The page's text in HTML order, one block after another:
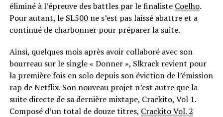
éliminé à l’épreuve des battles par le finaliste Coelho.
Pour autant, le SL500 ne s’est pas laissé abattre et a
continué de charbonner pour préparer la suite.
Ainsi, quelques mois après avoir collaboré avec son
bourreau sur le single « Donner », Slkrack revient pour
la première fois en solo depuis son éviction de l’émission
rap de Netflix. Son nouveau projet n’est autre que la
suite directe de sa dernière mixtape, Crackito, Vol 1.
Composé d’un total de douze titres, Crackito Vol. 2